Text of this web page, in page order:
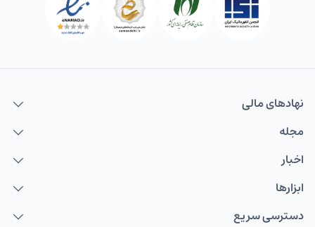
نهاد‌های مالی
مجله
اخبار
ابزارها
دسترسی سریع